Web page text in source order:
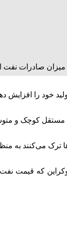
میزان صادرات نفت ایران طی ۶ سال
آمارهای شرکت
ترک می‌کنند به
که قیمت